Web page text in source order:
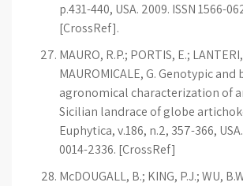
p.431-440, USA. 2009. ISSN 1566-
[CrossRef].
MAURO, R.P.; PORTIS, E.;
MAUROMICALE, G. Genotypic and
agronomical characterization of
Sicilian landrace of globe
Euphytica, v.186, n.2, 357-366,
0014-2336. [CrossRef]
McDOUGALL, B.; KING, P.J.; WU,